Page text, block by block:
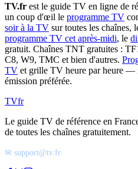
TV.fr est le guide TV en ligne de
un coup d'œil le programme TV
soir à la TV sur toutes les chaînes,
programme TV cet après-midi, le
gratuit. Chaînes TNT gratuites :
C8, W9, TMC et bien d'autres.
TV et grille TV heure par heure —
émission préférée.
TVfr
Le guide TV de référence en
de toutes les chaînes gratuitement.
✉ support@tv.fr